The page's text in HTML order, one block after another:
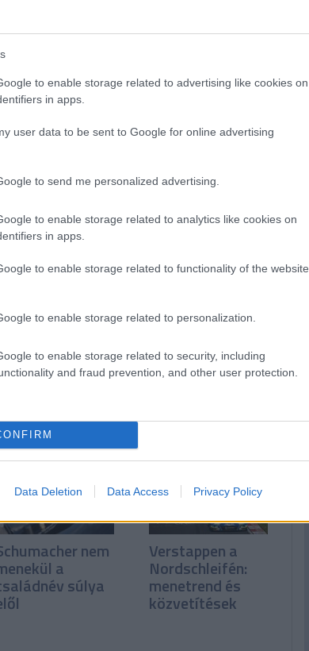
to enable storage related to advertising like cookies on
in apps.
user data to be sent to Google for online advertising
to send me personalized advertising.
to enable storage related to analytics like cookies on
in apps.
to enable storage related to functionality of the website
to enable storage related to personalization.
to enable storage related to security, including
and fraud prevention, and other user protection.
Data Deletion Data Access Privacy Policy
Rosenqvist
az Indy500-
elhunyt Kyle Busch
nem
a
súlya
Verstappen a
Nordschleifén:
menetrend és
közvetítések